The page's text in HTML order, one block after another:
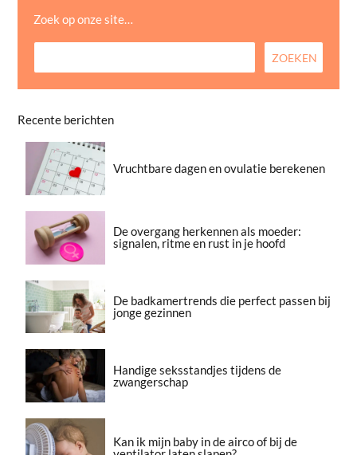
Zoek op onze site…
Recente berichten
Vruchtbare dagen en ovulatie berekenen
De overgang herkennen als moeder:
signalen, ritme en rust in je hoofd
De badkamertrends die perfect passen bij
jonge gezinnen
Handige seksstandjes tijdens de
zwangerschap
Kan ik mijn baby in de airco of bij de